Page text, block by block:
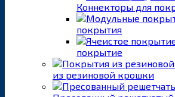
Коннекторы для
покрытия
покрытие
из резиновой крошки